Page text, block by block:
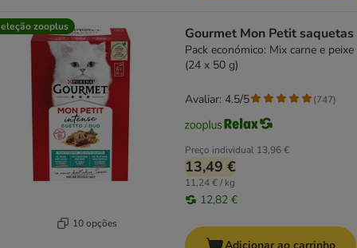
zooplus
10 opções
Gourmet Mon Petit saquetas
Pack económico: Mix carne e peixe
(24 x 50 g)
Preço individual 13,96 €
13,49 €
11,24 € / kg
12,82 €
Avaliar: 4.5/5 (747)